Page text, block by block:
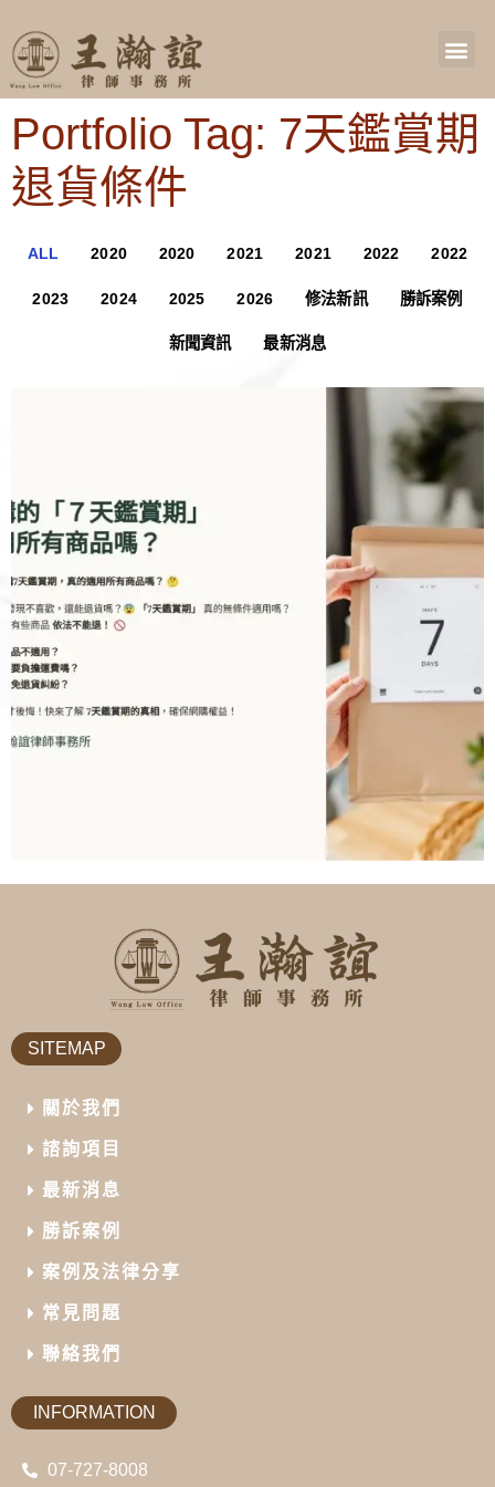
Portfolio Tag: 7天鑑賞期
退貨條件
ALL 2020 2020 2021 2021 2022 2022
2023 2024 2025 2026 修法新訊 勝訴案例
新聞資訊 最新消息
SITEMAP
關於我們
諮詢項目
最新消息
勝訴案例
案例及法律分享
常見問題
聯絡我們
INFORMATION
07-727-8008